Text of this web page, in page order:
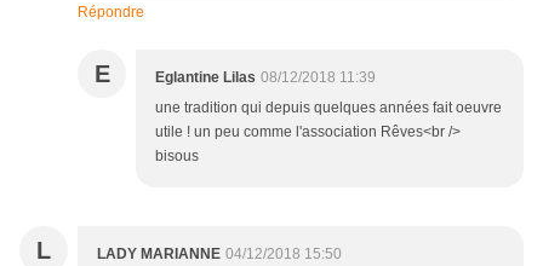
Répondre
E Eglantine Lilas 08/12/2018 11:39
une tradition qui depuis quelques années fait oeuvre
utile ! un peu comme l'association Rêves<br />
bisous
L LADY MARIANNE 04/12/2018 15:50